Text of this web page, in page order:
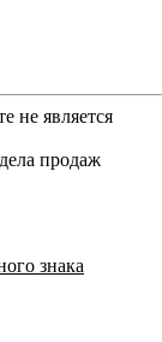
не является
продаж
знака